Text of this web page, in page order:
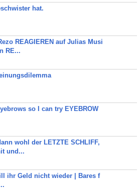
hat.
REAGIEREN auf Julias Musi
RE...
so I can try EYEBROW
wohl der LETZTE SCHLIFF,
und...
ihr Geld nicht wieder | Bares f